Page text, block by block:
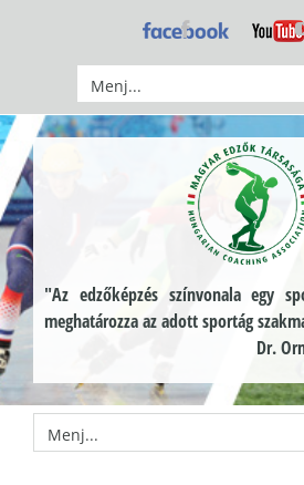
Facebook
Menj...
"Az edzőképzés színvonala egy
meghatározza az adott sportág
Dr.
Menj...